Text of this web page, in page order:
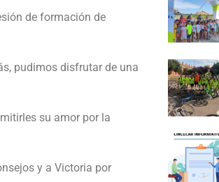
de formación de
pudimos disfrutar de una
su amor por la
y a Victoria por